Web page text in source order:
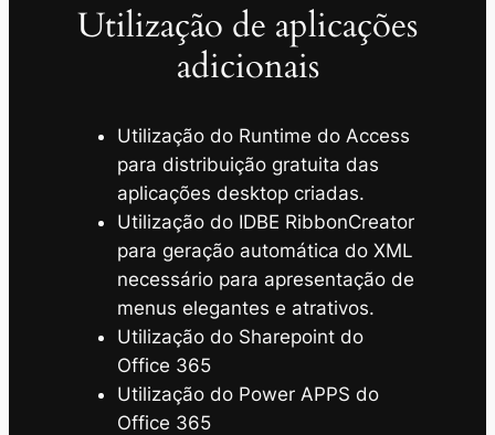
Utilização de aplicações
adicionais
Utilização do Runtime do Access
para distribuição gratuita das
aplicações desktop criadas.
Utilização do IDBE RibbonCreator
para geração automática do XML
necessário para apresentação de
menus elegantes e atrativos.
Utilização do Sharepoint do
Office 365
Utilização do Power APPS do
Office 365